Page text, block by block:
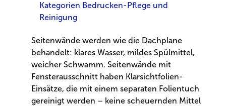
Kategorien Bedrucken-Pflege und
Reinigung
Seitenwände werden wie die Dachplane
behandelt: klares Wasser, mildes Spülmittel,
weicher Schwamm. Seitenwände mit
Fensterausschnitt haben Klarsichtfolien-
Einsätze, die mit einem separaten Folientuch
gereinigt werden – keine scheuernden Mittel